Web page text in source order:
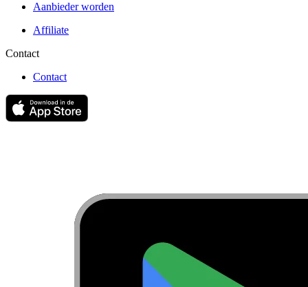
Aanbieder worden
Affiliate
Contact
Contact